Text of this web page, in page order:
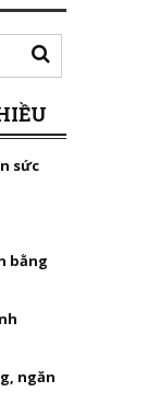
sức
bằng
ngăn